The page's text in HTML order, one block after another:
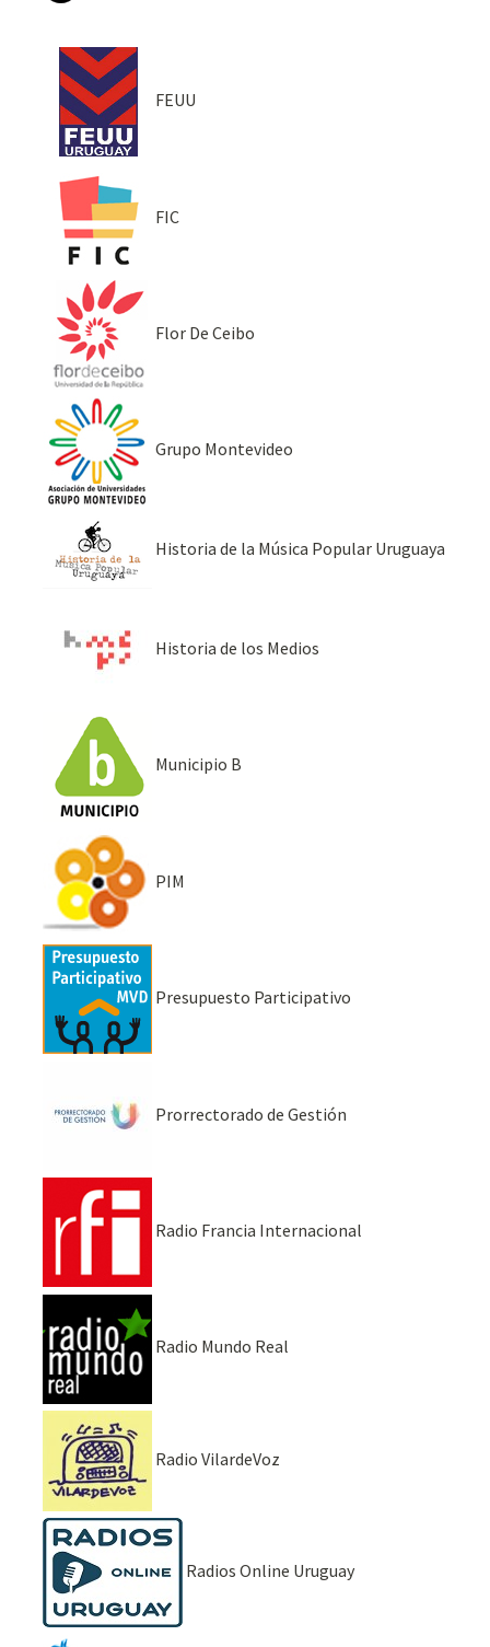
FEUU
FIC
Flor De Ceibo
Grupo Montevideo
Historia de la Música Popular Uruguaya
Historia de los Medios
Municipio B
PIM
Presupuesto Participativo
Prorrectorado de Gestión
Radio Francia Internacional
Radio Mundo Real
Radio VilardeVoz
Radios Online Uruguay